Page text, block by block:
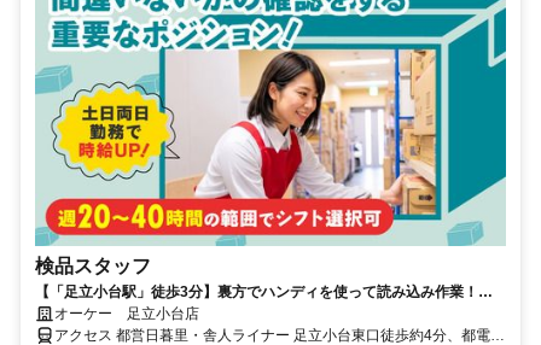
検品スタッフ
【「足立小台駅」徒歩3分】裏方でハンディを使って読み込み作業！煩
雑業務なし！
オーケー 足立小台店
アクセス 都営日暮里・舎人ライナー 足立小台東口徒歩約4分、都電荒